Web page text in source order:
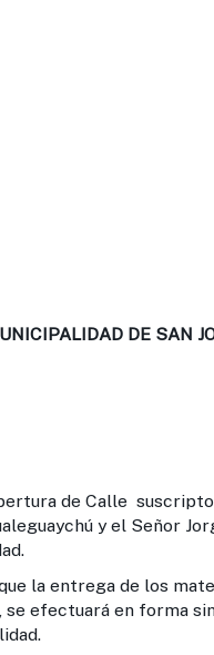
DE SAN
de Calle suscripto
y el Señor
la entrega de los
efectuará en forma